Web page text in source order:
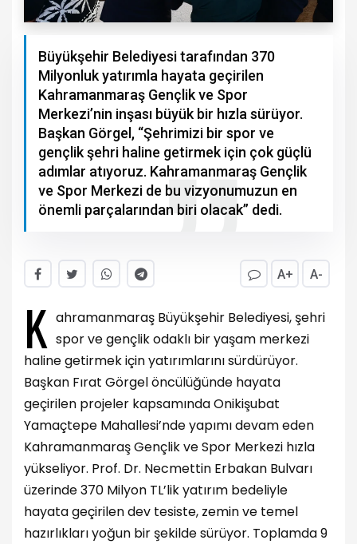
Büyükşehir Belediyesi tarafından 370
Milyonluk yatırımla hayata geçirilen
Kahramanmaraş Gençlik ve Spor
Merkezi’nin inşası büyük bir hızla sürüyor.
Başkan Görgel, “Şehrimizi bir spor ve
gençlik şehri haline getirmek için çok güçlü
adımlar atıyoruz. Kahramanmaraş Gençlik
ve Spor Merkezi de bu vizyonumuzun en
önemli parçalarından biri olacak” dedi.
A+ A-
K ahramanmaraş Büyükşehir Belediyesi, şehri
spor ve gençlik odaklı bir yaşam merkezi
haline getirmek için yatırımlarını sürdürüyor.
Başkan Fırat Görgel öncülüğünde hayata
geçirilen projeler kapsamında Onikişubat
Yamaçtepe Mahallesi’nde yapımı devam eden
Kahramanmaraş Gençlik ve Spor Merkezi hızla
yükseliyor. Prof. Dr. Necmettin Erbakan Bulvarı
üzerinde 370 Milyon TL’lik yatırım bedeliyle
hayata geçirilen dev tesiste, zemin ve temel
hazırlıkları yoğun bir şekilde sürüyor. Toplamda 9